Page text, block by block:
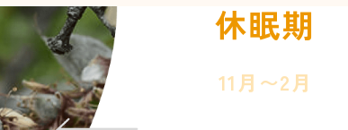
休眠期
11月〜2月